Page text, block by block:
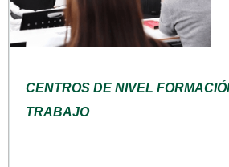
CENTROS DE NIVEL
TRABAJO